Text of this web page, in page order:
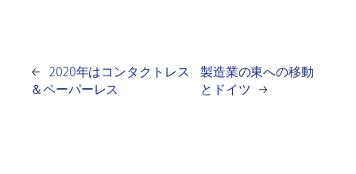
← 2020年はコンタクトレス
＆ペーパーレス
製造業の東への移動
とドイツ →